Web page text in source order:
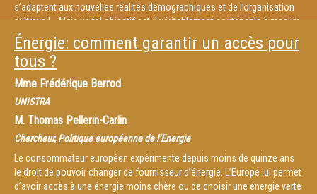
s’adaptent aux nouvelles réalités démographiques et de l’organisation
du travail». Mais un tel objectif est-il véritablement soutenable à mesure
que se renforce le droit des brevets, diminuent les budgets santé et que
le coût des technologies de pointe creuse progressivement un fossé
entre entre plusieurs couches de populations ? Quelles réponses alors
que l’Union est leader mondial dans le secteur des MedTech ? Des
solutions sont-elles à trouver à l’échelle nationale ou européenne?
Comment rester leader tout en faisant bénéficier à grande échelle les
Européens de ces avancées médicales ?
Énergie: comment garantir un accès pour
tous ?
Mme Frédérique Berrod
UNISTRA
M. Thomas Pellerin-Carlin
Chercheur, Politique européenne de l’Energie
Le consommateur européen expérimente depuis moins de quinze ans
le droit de pouvoir changer de fournisseur d’énergie. L’Europe lui permet
d’avoir accès à une énergie moins chère ou de choisir une énergie verte